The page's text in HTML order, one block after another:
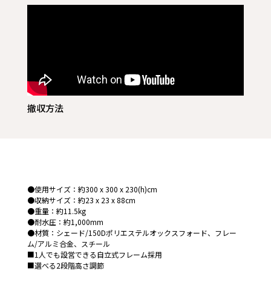
撤収方法
●使用サイズ：約300 x 300 x 230(h)cm
●収納サイズ：約23 x 23 x 88cm
●重量：約11.5kg
●耐水圧：約1,000mm
●材質：シェード/150Dポリエステルオックスフォード、フレー
ム/アルミ合金、スチール
■1人でも設営できる自立式フレーム採用
■選べる2段階高さ調節